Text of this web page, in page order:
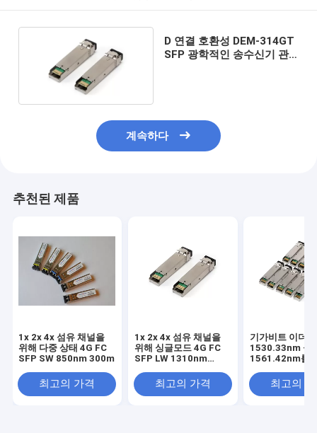
D 연결 호환성 DEM-314GT
SFP 광학적인 송수신기 관
계속하다
추천된 제품
1x 2x 4x 섬유 채널을
위해 다중 상태 4G FC
SFP SW 850nm 300m
최고의 가격
1x 2x 4x 섬유 채널을
위해 싱글모드 4G FC
SFP LW 1310nm
최고의 가격
기가비트 이더
1530.33nm -
1561.42nm를
LC 송수신기
최고의